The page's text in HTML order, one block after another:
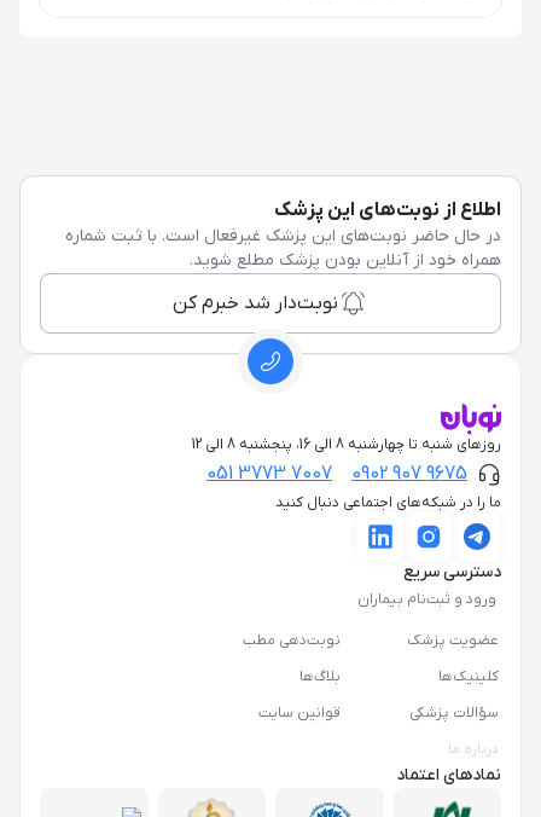
اطلاع از نوبت‌های این پزشک
در حال حاضر نوبت‌های این پزشک غیرفعال است. با ثبت شماره
همراه خود از آنلاین بودن پزشک مطلع شوید.
نوبت‌دار شد خبرم کن
روزهای شنبه تا چهارشنبه 8 الی 16، پنجشنبه 8 الی 12
0902 907 9675
051 3773 7007
ما را در شبکه‌های اجتماعی دنبال کنید
دسترسی سریع
ورود و ثبت‌نام بیماران
عضویت پزشک
نوبت‌دهی مطب
کلینیک‌ها
بلاگ‌ها
سؤالات پزشکی
قوانین سایت
درباره ما
نمادهای اعتماد